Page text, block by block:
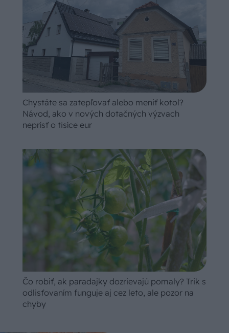
Chystáte sa zatepľovať alebo meniť kotol?
Návod, ako v nových dotačných výzvach
neprísť o tisíce eur
Čo robiť, ak paradajky dozrievajú pomaly? Trik s
odlisťovaním funguje aj cez leto, ale pozor na
chyby